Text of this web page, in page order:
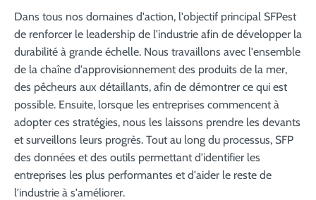
Dans tous nos domaines d'action, l'objectif principal SFPest
de renforcer le leadership de l'industrie afin de développer la
durabilité à grande échelle. Nous travaillons avec l'ensemble
de la chaîne d'approvisionnement des produits de la mer,
des pêcheurs aux détaillants, afin de démontrer ce qui est
possible. Ensuite, lorsque les entreprises commencent à
adopter ces stratégies, nous les laissons prendre les devants
et surveillons leurs progrès. Tout au long du processus, SFP
des données et des outils permettant d'identifier les
entreprises les plus performantes et d'aider le reste de
l'industrie à s'améliorer.